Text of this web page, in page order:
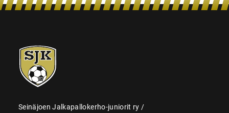
SJK-
juniorit
Seinäjoen Jalkapallokerho-juniorit ry /